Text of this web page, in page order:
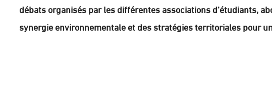
débats organisés par les différentes associations d’étudiants,
synergie environnementale et des stratégies territoriales pour